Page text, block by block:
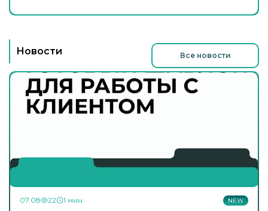
Новости Все новости
NEW
07.08 22 1 мин